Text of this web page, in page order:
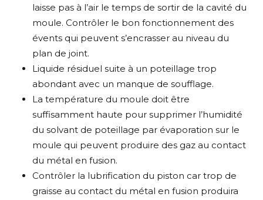
laisse pas à l’air le temps de sortir de la cavité du
moule. Contrôler le bon fonctionnement des
évents qui peuvent s’encrasser au niveau du
plan de joint.
Liquide résiduel suite à un poteillage trop
abondant avec un manque de soufflage.
La température du moule doit être
suffisamment haute pour supprimer l’humidité
du solvant de poteillage par évaporation sur le
moule qui peuvent produire des gaz au contact
du métal en fusion.
Contrôler la lubrification du piston car trop de
graisse au contact du métal en fusion produira